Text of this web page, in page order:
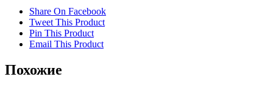
Share On Facebook
Tweet This Product
Pin This Product
Email This Product
Похожие